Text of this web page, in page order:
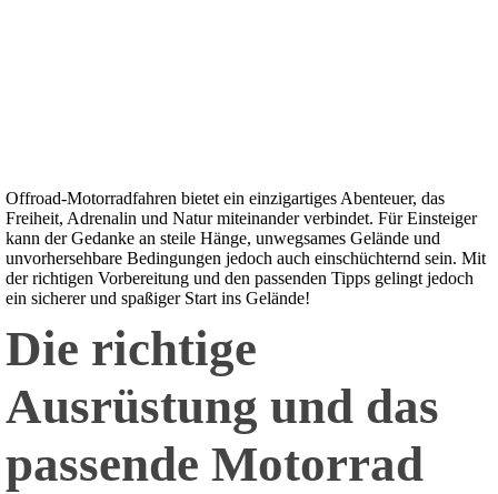
Offroad-Motorradfahren bietet ein einzigartiges Abenteuer, das
Freiheit, Adrenalin und Natur miteinander verbindet. Für Einsteiger
kann der Gedanke an steile Hänge, unwegsames Gelände und
unvorhersehbare Bedingungen jedoch auch einschüchternd sein. Mit
der richtigen Vorbereitung und den passenden Tipps gelingt jedoch
ein sicherer und spaßiger Start ins Gelände!
Die richtige
Ausrüstung und das
passende Motorrad